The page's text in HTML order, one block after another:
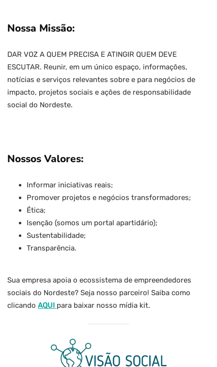
Nossa Missão:
DAR VOZ A QUEM PRECISA E ATINGIR QUEM DEVE
ESCUTAR. Reunir, em um único espaço, informações,
notícias e serviços relevantes sobre e para negócios de
impacto, projetos sociais e ações de responsabilidade
social do Nordeste.
Nossos Valores:
Informar iniciativas reais;
Promover projetos e negócios transformadores;
Ética;
Isenção (somos um portal apartidário);
Sustentabilidade;
Transparência.
Sua empresa apoia o ecossistema de empreendedores
sociais do Nordeste? Seja nosso parceiro! Saiba como
clicando AQUI para baixar nosso mídia kit.